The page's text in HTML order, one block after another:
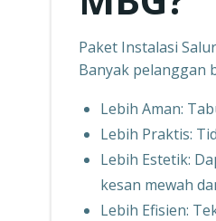
Paket Instalasi
Banyak pelanggan
Lebih Aman:
Lebih Praktis:
Lebih Estetik:
kesan mewah
Lebih Efisien: